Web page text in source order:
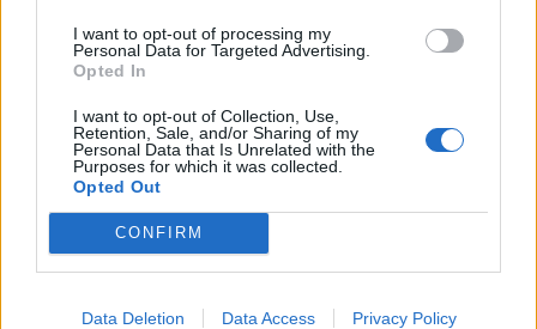
I want to opt-out of processing my
Personal Data for Targeted Advertising.
Opted In
I want to opt-out of Collection, Use,
Retention, Sale, and/or Sharing of my
Personal Data that Is Unrelated with the
Purposes for which it was collected.
Opted Out
CONFIRM
Data Deletion Data Access Privacy Policy
Άουσβιτς: Ημέρα μνήμης των θυμάτων
του Ολοκαυτώματος
ΦΩΤΟ - Σήμερα ειναι η 69η επέτειος απο την
απελευθέρωση του στρατοπέδου συγκέντρωσης
του Άουσβιτς.
27 ΙΑΝ. 2014, 12:16